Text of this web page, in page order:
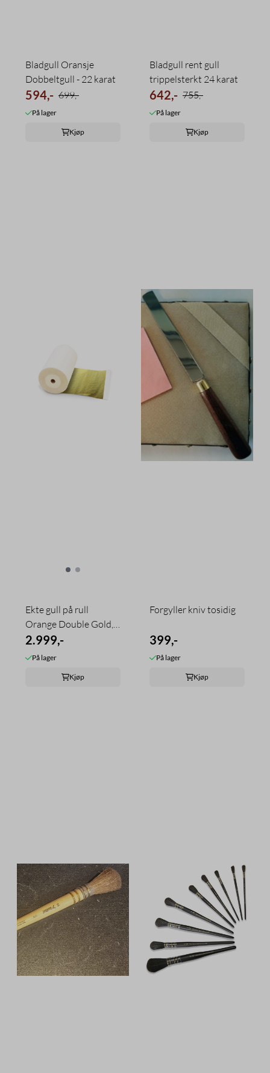
Bladgull Oransje
Dobbeltgull - 22 karat
594,- 699,-
På lager
Kjøp
Bladgull rent gull
trippelsterkt 24 karat
642,- 755,-
På lager
Kjøp
Ekte gull på rull
Orange Double Gold,
22 karat 10 ...
2.999,-
På lager
Kjøp
Forgyller kniv tosidig
399,-
På lager
Kjøp